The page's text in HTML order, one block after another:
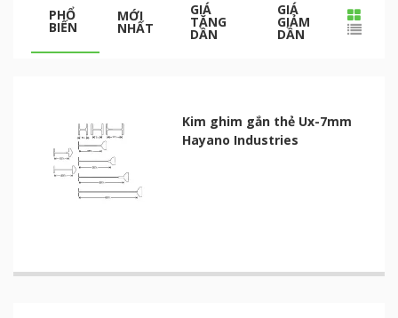
PHỔ
BIẾN
MỚI
NHẤT
GIÁ
TĂNG
DẦN
GIÁ
GIẢM
DẦN
Kim ghim gắn thẻ Ux-7mm
Hayano Industries